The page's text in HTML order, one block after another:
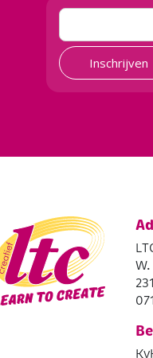
Inschrijven